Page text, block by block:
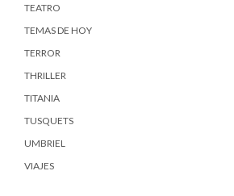
TEATRO
TEMAS DE HOY
TERROR
THRILLER
TITANIA
TUSQUETS
UMBRIEL
VIAJES